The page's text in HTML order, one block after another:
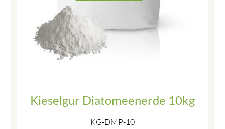
Kieselgur Diatomeenerde 10kg
KG-DMP-10